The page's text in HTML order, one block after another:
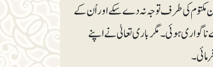
مکتوم کی طرف توجہ نہ دے سکے اور اُن کے
ناگواری ہوئی۔ مگر باری تعالیٰ نے اپنے